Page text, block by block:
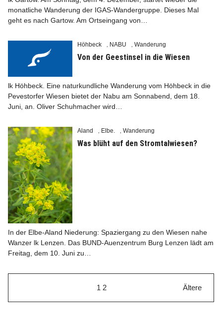
monatliche Wanderung der IGAS-Wandergruppe. Dieses Mal
geht es nach Gartow. Am Ortseingang von…
Höhbeck NABU ,Wanderung
Von der Geestinsel in die Wiesen
lk Höhbeck. Eine naturkundliche Wanderung vom Höhbeck in die
Pevestorfer Wiesen bietet der Nabu am Sonnabend, dem 18.
Juni, an. Oliver Schuhmacher wird…
Aland Elbe. ,Wanderung
Was blüht auf den Stromtalwiesen?
In der Elbe-Aland Niederung: Spaziergang zu den Wiesen nahe
Wanzer lk Lenzen. Das BUND-Auenzentrum Burg Lenzen lädt am
Freitag, dem 10. Juni zu…
1 2 Ältere